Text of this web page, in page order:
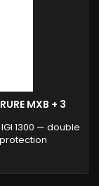
MXB + 3
1300 — double